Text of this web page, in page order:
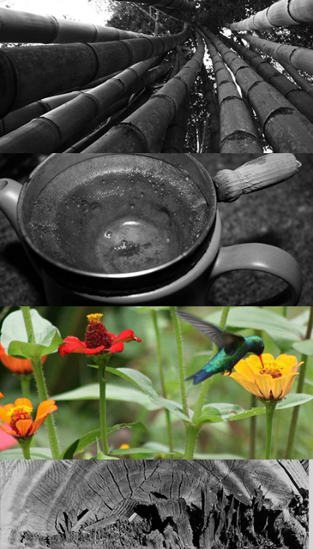
II FEIRA DA SUSTENTABILIDADE
Concepção e produção de evento regional da
Casa da
Floresta
e
Casa do Marquês
sobre práticas sustentáveis
realizado colaborativamente por mais de 70 parceiros.
Saiba mais
clicando aqui
.
ALIMENTO, ALIMENTO NOSSO
Percurso interativo para o Mesa Brasil/Sesc Campinas sobre
a percepção dos alimentos. Parceria de
Bruna Epiphanio
,
Ubuntu
,
Ivy Calejon
. Saiba mais
clicando aqui
.
UBUNTU
Estruturação de trabalho de
Leandro Carmo
Ana Paula
Coati
com Conservação da Mata Atlântica e Produção de
Alimentos.
COMBATE ÀS QUEIMADAS
Moderação das reuniões do Plano de Combate às
Queimadas na Bacia do Rio Guandu com 13 municípios da